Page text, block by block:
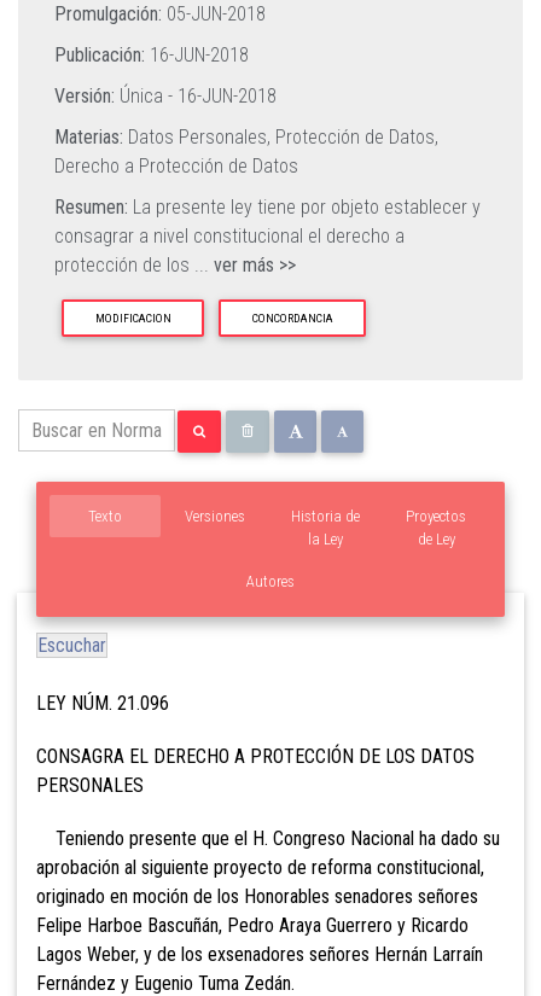
Promulgación: 05-JUN-2018
Publicación: 16-JUN-2018
Versión: Única - 16-JUN-2018
Materias: Datos Personales, Protección de Datos,
Derecho a Protección de Datos
Resumen: La presente ley tiene por objeto establecer y
consagrar a nivel constitucional el derecho a
protección de los ... ver más >>
MODIFICACION CONCORDANCIA
Texto Versiones
Proyectos
de Ley
Autores
Historia de
la Ley
Escuchar
LEY NÚM. 21.096
CONSAGRA EL DERECHO A PROTECCIÓN DE LOS DATOS
PERSONALES
Teniendo presente que el H. Congreso Nacional ha dado su
aprobación al siguiente proyecto de reforma constitucional,
originado en moción de los Honorables senadores señores
Felipe Harboe Bascuñán, Pedro Araya Guerrero y Ricardo
Lagos Weber, y de los exsenadores señores Hernán Larraín
Fernández y Eugenio Tuma Zedán.